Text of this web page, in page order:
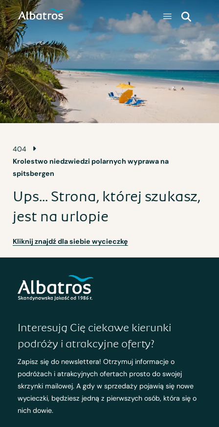
404
Krolestwo niedzwiedzi polarnych wyprawa na
spitsbergen
Ups... Strona, której szukasz,
jest na urlopie
Kliknij znajdź dla siebie wycieczkę
Interesują Cię ciekawe kierunki
podróży i atrakcyjne oferty?
Zapisz się do newslettera! Otrzymuj informacje o
podróżach i atrakcyjnych ofertach prosto do swojej
skrzynki mailowej. A gdy w sprzedaży pojawią się nowe
wycieczki, będziesz jedną z pierwszych osób, która się o
nich dowie.